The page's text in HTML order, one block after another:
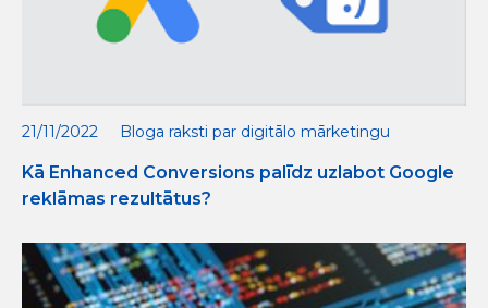
21/11/2022 Bloga raksti par digitālo mārketingu
Kā Enhanced Conversions palīdz uzlabot Google
reklāmas rezultātus?